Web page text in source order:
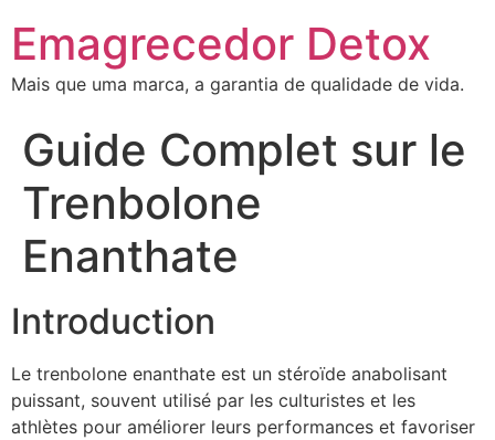
Emagrecedor Detox
Mais que uma marca, a garantia de qualidade de vida.
Guide Complet sur le
Trenbolone
Enanthate
Introduction
Le trenbolone enanthate est un stéroïde anabolisant
puissant, souvent utilisé par les culturistes et les
athlètes pour améliorer leurs performances et favoriser